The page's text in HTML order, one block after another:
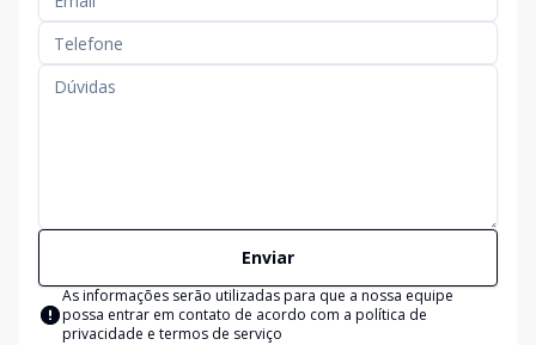
Enviar
As informações serão utilizadas para que a nossa equipe
possa entrar em contato de acordo com a política de
privacidade e termos de serviço